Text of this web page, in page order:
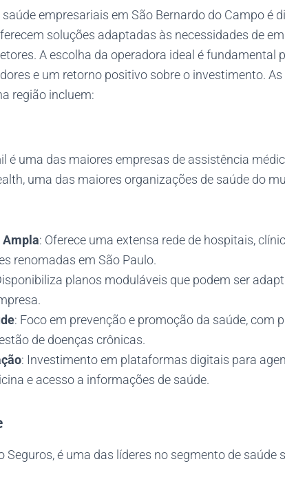
empresariais em São Bernardo do Campo é
soluções adaptadas às necessidades de
A escolha da operadora ideal é fundamental
e um retorno positivo sobre o investimento.
região incluem:
é uma das maiores empresas de assistência
uma das maiores organizações de saúde do
Ampla: Oferece uma extensa rede de hospitais,
renomadas em São Paulo.
planos moduláveis que podem ser
: Foco em prevenção e promoção da saúde, com
de doenças crônicas.
: Investimento em plataformas digitais para
e acesso a informações de saúde.
Seguros, é uma das líderes no segmento de saúde